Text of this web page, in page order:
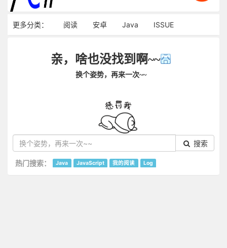
更多分类： 阅读 安卓 Java ISSUE
亲，啥也没找到啊~~
换个姿势，再来一次~~
搜索
热门搜索： Java JavaScript 我的阅读 Log